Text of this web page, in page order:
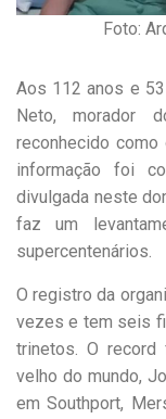
Foto:
Aos 112 anos e
Neto, morador
reconhecido
informação foi
divulgada neste
faz um
supercentenários.
O registro da
vezes e tem seis
trinetos. O
velho do mundo,
em Southport,